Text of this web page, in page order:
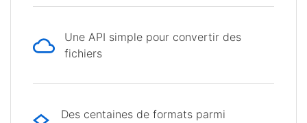
Une API simple pour convertir des
fichiers
Des centaines de formats parmi